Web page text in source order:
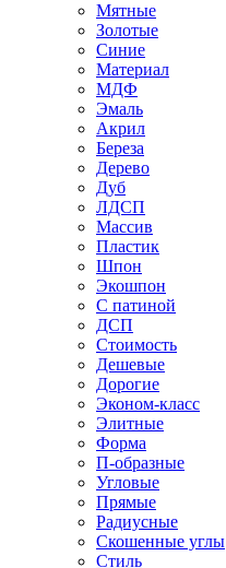
Мятные
Золотые
Синие
Материал
МДФ
Эмаль
Акрил
Береза
Дерево
Дуб
ЛДСП
Массив
Пластик
Шпон
Экошпон
С патиной
ДСП
Стоимость
Дешевые
Дорогие
Эконом-класс
Элитные
Форма
П-образные
Угловые
Прямые
Радиусные
Скошенные углы
Стиль